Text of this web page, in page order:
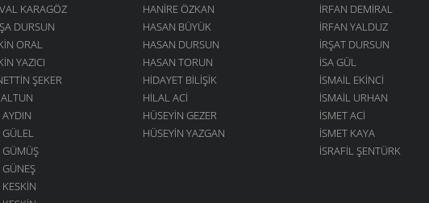
KARAGÖZ
DURSUN
ORAL
YAZICI
ŞEKER
GÜMÜŞ
HANIRE ÖZKAN
HASAN BÜYÜK
HASAN DURSUN
HASAN TORUN
HIDAYET BILIŞIK
HILAL ACI
HÜSEYIN GEZER
HÜSEYIN YAZGAN
İRFAN DEMIRAL
İRFAN YALDUZ
İRŞAT DURSUN
ISA GÜL
ISMAIL EKINCI
İSMAIL URHAN
İSMET ACI
ISMET KAYA
İSRAFIL ŞENTÜRK